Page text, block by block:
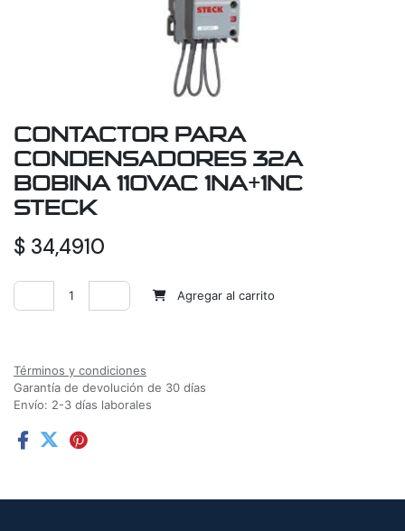
CONTACTOR PARA
CONDENSADORES 32A
BOBINA 110VAC 1NA+1NC
STECK
$ 34,4910
Agregar al carrito
Términos y condiciones
Garantía de devolución de 30 días
Envío: 2-3 días laborales